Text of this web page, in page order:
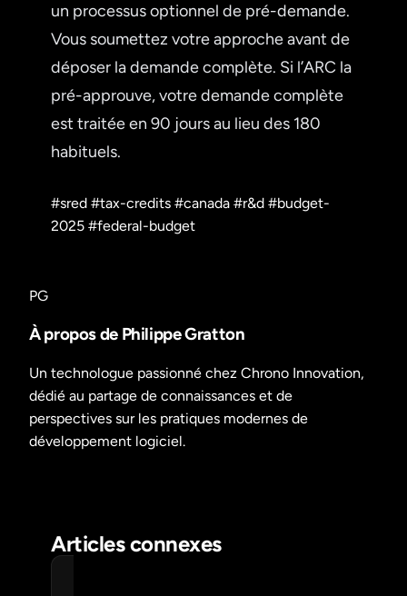
un processus optionnel de pré-demande.
Vous soumettez votre approche avant de
déposer la demande complète. Si l’ARC la
pré-approuve, votre demande complète
est traitée en 90 jours au lieu des 180
habituels.
#sred #tax-credits #canada #r&d #budget-
2025 #federal-budget
PG
À propos de Philippe Gratton
Un technologue passionné chez Chrono Innovation,
dédié au partage de connaissances et de
perspectives sur les pratiques modernes de
développement logiciel.
Articles connexes